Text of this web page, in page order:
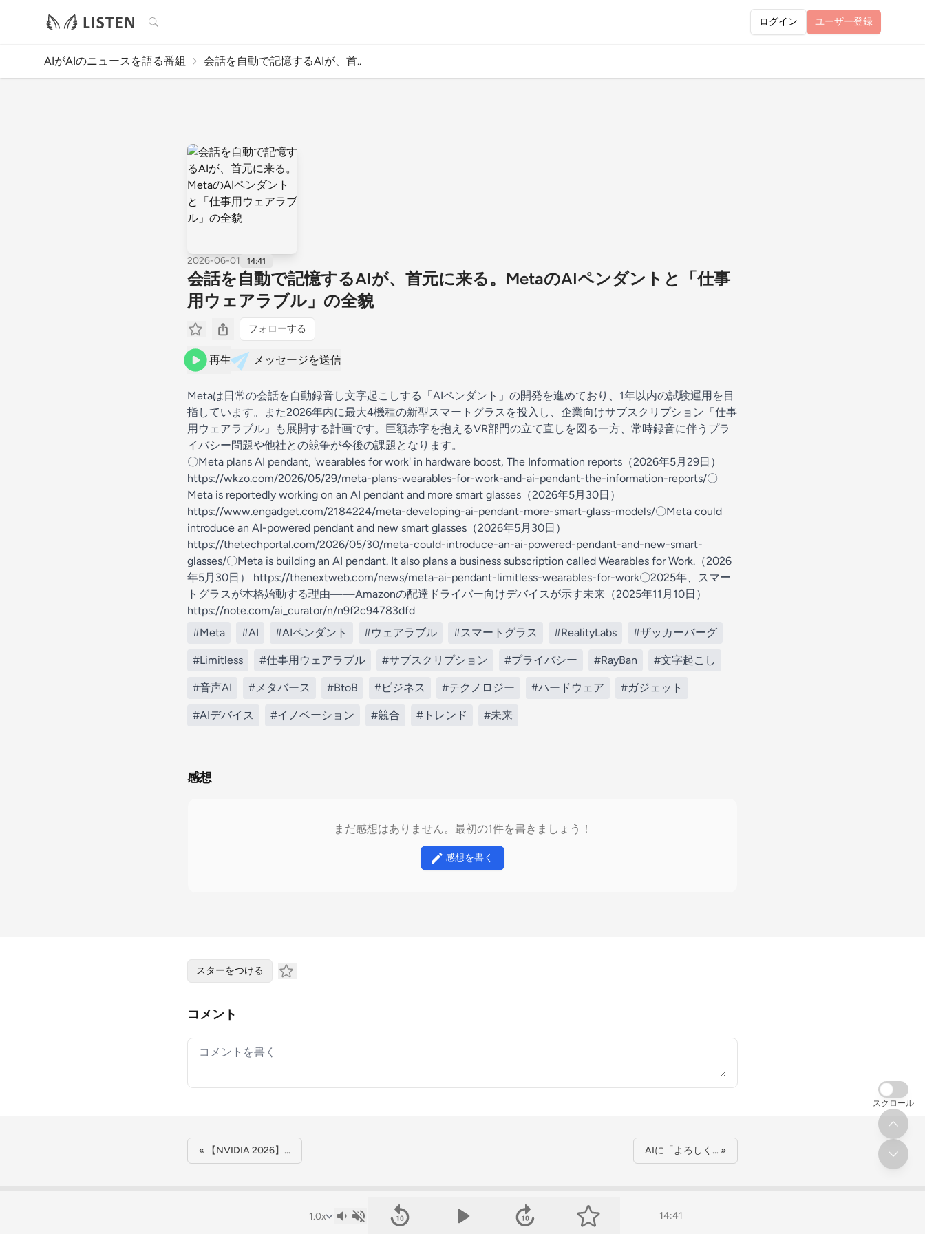
検索 ログイン ユーザー登録
AIがAIのニュースを語る番組 会話を自動で記憶するAIが、首..
2026-06-01 14:41
会話を自動で記憶するAIが、首元に来る。MetaのAIペンダントと「仕事
用ウェアラブル」の全貌
フォローする
再生 メッセージを送信
Metaは日常の会話を自動録音し文字起こしする「AIペンダント」の開発を進めており、1年以内の試験運用を目
指しています。また2026年内に最大4機種の新型スマートグラスを投入し、企業向けサブスクリプション「仕事
用ウェアラブル」も展開する計画です。巨額赤字を抱えるVR部門の立て直しを図る一方、常時録音に伴うプラ
イバシー問題や他社との競争が今後の課題となります。
〇Meta plans AI pendant, 'wearables for work' in hardware boost, The Information reports（2026年5月29日）
https://wkzo.com/2026/05/29/meta-plans-wearables-for-work-and-ai-pendant-the-information-reports/〇
Meta is reportedly working on an AI pendant and more smart glasses（2026年5月30日）
https://www.engadget.com/2184224/meta-developing-ai-pendant-more-smart-glass-models/〇Meta could
introduce an AI-powered pendant and new smart glasses（2026年5月30日）
https://thetechportal.com/2026/05/30/meta-could-introduce-an-ai-powered-pendant-and-new-smart-
glasses/〇Meta is building an AI pendant. It also plans a business subscription called Wearables for Work.（2026
年5月30日） https://thenextweb.com/news/meta-ai-pendant-limitless-wearables-for-work〇2025年、スマー
トグラスが本格始動する理由——Amazonの配達ドライバー向けデバイスが示す未来（2025年11月10日）
https://note.com/ai_curator/n/n9f2c94783dfd
#Meta
#AI #AIペンダント #ウェアラブル #スマートグラス #RealityLabs #ザッカーバーグ
#Limitless #仕事用ウェアラブル #サブスクリプション #プライバシー #RayBan #文字起こし
#音声AI #メタバース #BtoB #ビジネス #テクノロジー #ハードウェア #ガジェット
#AIデバイス #イノベーション #競合 #トレンド #未来
感想
まだ感想はありません。最初の1件を書きましょう！
感想を書く
14:41
スターをつける
コメント
Your comment
« 【NVIDIA 2026】… AIに「よろしく… »
スクロール